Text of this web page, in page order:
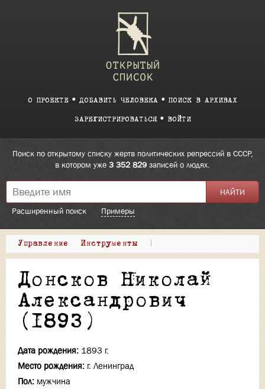
О ПРОЕКТЕ ДОБАВИТЬ ЧЕЛОВЕКА ПОИСК В АРХИВАХ
ЗАРЕГИСТРИРОВАТЬСЯ ВОЙТИ
Поиск по открытому списку жертв политических репрессий в СССР,
в котором уже 3 352 829 записей о людях.
Расширенный поиск Примеры
Управление Инструменты |
Донсков Николай
Александрович
(1893)
Дата рождения: 1893 г.
Место рождения: г. Ленинград
Пол: мужчина